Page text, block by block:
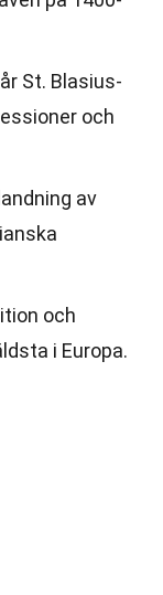
St. Blasius-
och
av
och
i Europa.